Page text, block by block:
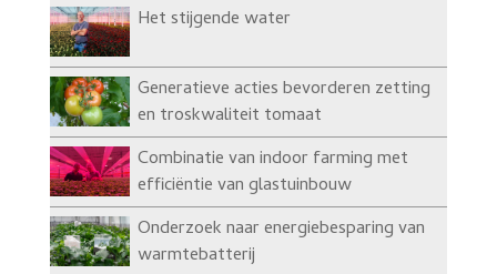
Het stijgende water
Generatieve acties bevorderen zetting
en troskwaliteit tomaat
Combinatie van indoor farming met
efficiëntie van glastuinbouw
Onderzoek naar energiebesparing van
warmtebatterij